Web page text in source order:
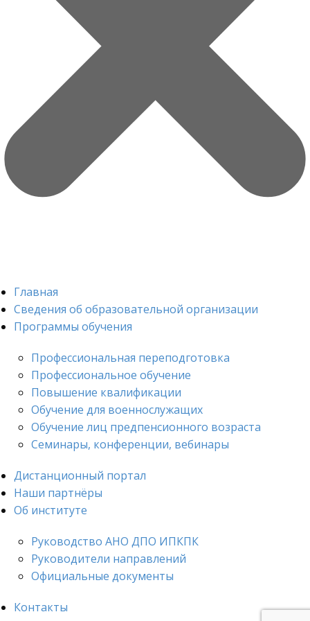
Главная
Сведения об образовательной организации
Программы обучения
Профессиональная переподготовка
Профессиональное обучение
Повышение квалификации
Обучение для военнослужащих
Обучение лиц предпенсионного возраста
Семинары, конференции, вебинары
Дистанционный портал
Наши партнёры
Об институте
Руководство АНО ДПО ИПКПК
Руководители направлений
Официальные документы
Контакты